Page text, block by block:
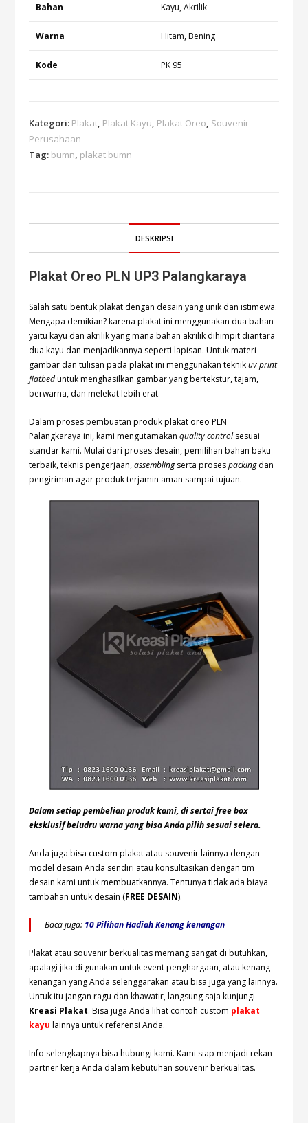
Bahan Kayu, Akrilik
Warna Hitam, Bening
Kode PK 95
Kategori: Plakat, Plakat Kayu, Plakat Oreo, Souvenir
Perusahaan
Tag: bumn, plakat bumn
DESKRIPSI
Plakat Oreo PLN UP3 Palangkaraya
Salah satu bentuk plakat dengan desain yang unik dan istimewa.
Mengapa demikian? karena plakat ini menggunakan dua bahan
yaitu kayu dan akrilik yang mana bahan akrilik dihimpit diantara
dua kayu dan menjadikannya seperti lapisan. Untuk materi
gambar dan tulisan pada plakat ini menggunakan teknikuv print
flatbeduntuk menghasilkan gambar yang bertekstur, tajam,
berwarna, dan melekat lebih erat.
Dalam proses pembuatan produk plakat oreo PLN
Palangkaraya ini, kami mengutamakanquality controlsesuai
standar kami. Mulai dari proses desain, pemilihan bahan baku
terbaik, teknis pengerjaan,assemblingserta prosespackingdan
pengiriman agar produk terjamin aman sampai tujuan.
Dalam setiap pembelian produk kami, di sertai free box
eksklusif beludru warna yang bisa Anda pilih sesuai selera.
Anda juga bisa custom plakat atau souvenir lainnya dengan
model desain Anda sendiri atau konsultasikan dengan tim
desain kami untuk membuatkannya. Tentunya tidak ada biaya
tambahan untuk desain (FREE DESAIN).
Baca juga: 10 Pilihan Hadiah Kenang kenangan
Plakat atau souvenir berkualitas memang sangat di butuhkan,
apalagi jika di gunakan untuk event penghargaan, atau kenang
kenangan yang Anda selenggarakan atau bisa juga yang lainnya.
Untuk itu jangan ragu dan khawatir, langsung saja kunjungi
Kreasi Plakat. Bisa juga Anda lihat contoh custom plakat
kayu lainnya untuk referensi Anda.
Info selengkapnya bisa hubungikami. Kami siap menjadi rekan
partner kerja Anda dalam kebutuhan souvenir berkualitas.